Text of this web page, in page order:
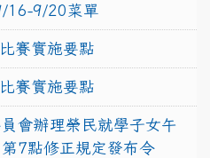
16-9/20菜單
賽實施要點
賽實施要點
會辦理榮民就學子女午
7點修正規定發布令